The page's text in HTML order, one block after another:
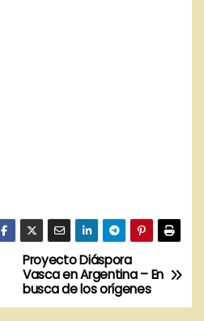
Proyecto Diáspora
Vasca en Argentina – En
busca de los orígenes